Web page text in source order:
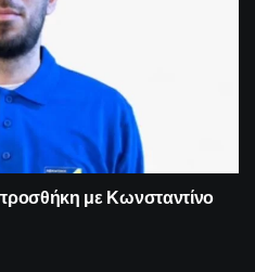
με Κωνσταντίνο